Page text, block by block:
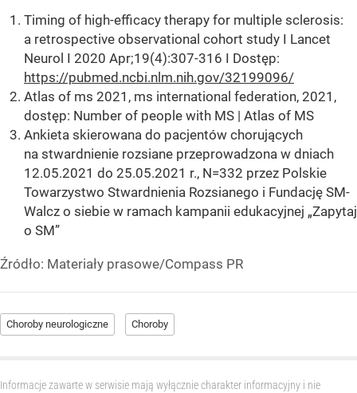
Timing of high-efficacy therapy for multiple sclerosis:
a retrospective observational cohort study I Lancet
Neurol I 2020 Apr;19(4):307-316 I Dostęp:
https://pubmed.ncbi.nlm.nih.gov/32199096/
Atlas of ms 2021, ms international federation, 2021,
dostęp: Number of people with MS | Atlas of MS
Ankieta skierowana do pacjentów chorujących
na stwardnienie rozsiane przeprowadzona w dniach
12.05.2021 do 25.05.2021 r., N=332 przez Polskie
Towarzystwo Stwardnienia Rozsianego i Fundację SM-
Walcz o siebie w ramach kampanii edukacyjnej „Zapytaj
o SM”
Źródło: Materiały prasowe/Compass PR
Choroby neurologiczne Choroby
Informacje zawarte w serwisie mają wyłącznie charakter informacyjny i nie